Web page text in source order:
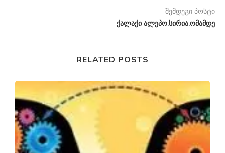
შემდეგი პოსტი
ქალაქი ალეპო.სირია.ომამდე
RELATED POSTS